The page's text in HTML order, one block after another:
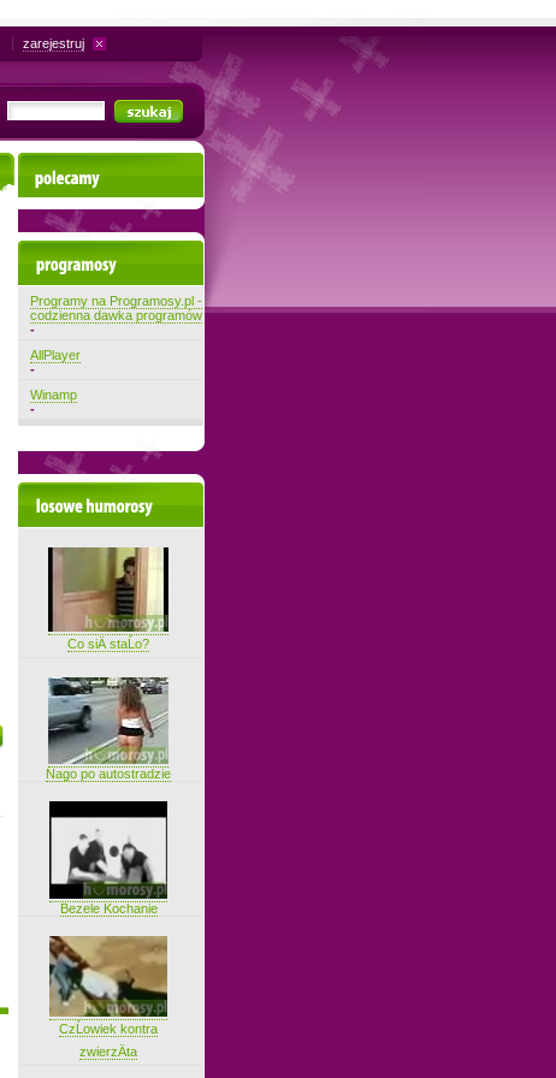
zarejestruj
Polecamy
Najnowsze programy
Programy na Programosy.pl -
codzienna dawka programów
-
AllPlayer
-
Winamp
-
Losowe filmiki
Co siÄ staĹo?
Nago po autostradzie
Bezele Kochanie
CzĹowiek kontra
zwierzÄta